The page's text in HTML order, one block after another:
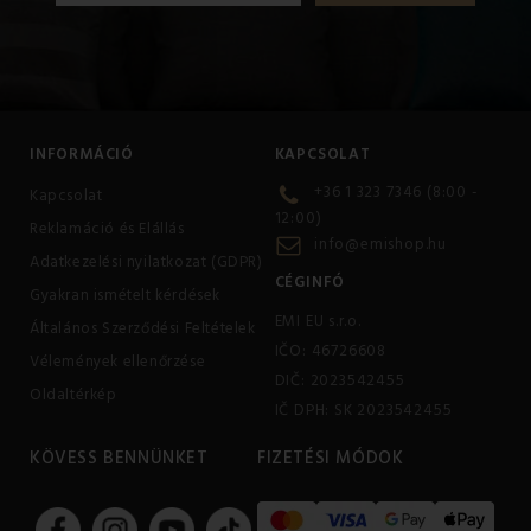
INFORMÁCIÓ
Kapcsolat
Reklamáció és Elállás
Adatkezelési nyilatkozat (GDPR)
Gyakran ismételt kérdések
Általános Szerződési Feltételek
Vélemények ellenőrzése
Oldaltérkép
KAPCSOLAT
+36 1 323 7346 (8:00 -
12:00)
info@emishop.hu
CÉGINFÓ
EMI EU s.r.o.
IČO: 46726608
DIČ: 2023542455
IČ DPH: SK 2023542455
KÖVESS BENNÜNKET FIZETÉSI MÓDOK